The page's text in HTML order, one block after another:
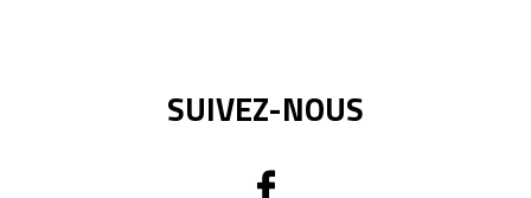
SUIVEZ-NOUS